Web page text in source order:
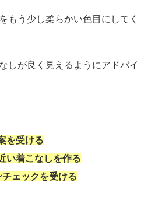
もう少し柔らかい色目にしてく
しが良く見えるようにアドバイ
を受ける
い着こなしを作る
ェックを受ける